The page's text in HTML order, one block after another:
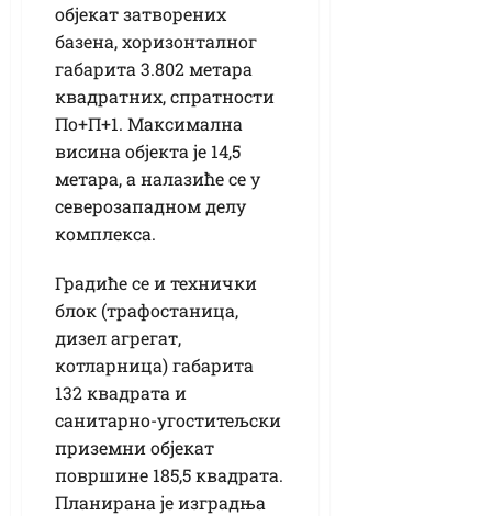
објекат затворених
базена, хоризонталног
габарита 3.802 метара
квадратних, спратности
По+П+1. Максимална
висина објекта је 14,5
метара, а налазиће се у
северозападном делу
комплекса.
Градиће се и технички
блок (трафостаница,
дизел агрегат,
котларница) габарита
132 квадрата и
санитарно-угоститељски
приземни објекат
површине 185,5 квадрата.
Планирана је изградња